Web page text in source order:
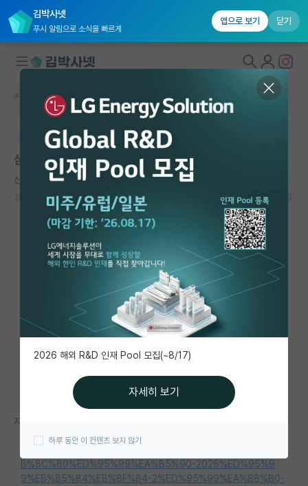
김박사넷
푸시 알림으로 소식을 빠르게
앱으로 보기 닫기
대학원생 모집
국내대학원 정보
연구실&오픈랩
커뮤니티
커뮤니티 홈
전체글보기
IF 명예의전당
자유 게시판(아무개랩)
미국 유학 게시판
미국 대학원 합격 후기 게시판
대학원 합격 후기 게시판
연구실(PI) 홍보 게시판
커뮤니티 홈 임용 정보 게시판
본문이 수정되지 않는 박제글입니다.
삼육대학교 2026학년도 2학기 교수초빙 안내
산만한 토마스 홉스
2026.06.02 0 491
자세한 내용은 홈페이지를 참고해 주세요.
B%8C%80%ED%95%99%EA%B5%90-2026%ED%95%9
9%EB%85%84%EB%8F%84-2%ED%95%99%EA%B8%B0-
2026 해외 R&D 인재 Pool 모집(~8/17)
자세히 보기
하루 동안 이 컨텐츠 보지 않기